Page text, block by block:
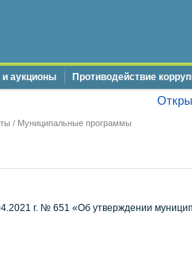
и аукционы Противодействие
/ Муниципальные программы
г. № 651 «Об утверждении